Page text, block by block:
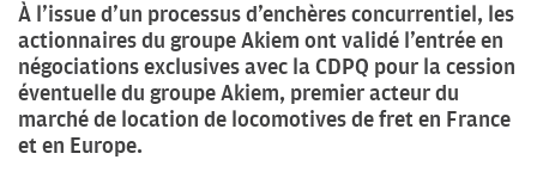
À l’issue d’un processus d’enchères concurrentiel, les
actionnaires du groupe Akiem ont validé l’entrée en
négociations exclusives avec la CDPQ pour la cession
éventuelle du groupe Akiem, premier acteur du
marché de location de locomotives de fret en France
et en Europe.